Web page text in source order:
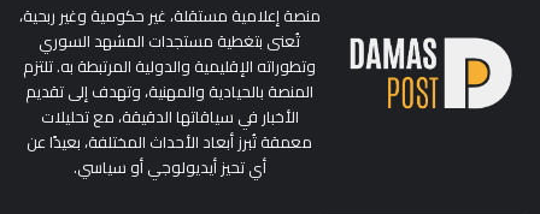
منصة إعلامية مستقلة، غير حكومية وغير ربحية،
تُعنى بتغطية مستجدات المشهد السوري
وتطوراته الإقليمية والدولية المرتبطة به. تلتزم
المنصة بالحيادية والمهنية، وتهدف إلى تقديم
الأخبار في سياقاتها الدقيقة، مع تحليلات
معمقة تُبرز أبعاد الأحداث المختلفة، بعيدًا عن
أي تحيز أيديولوجي أو سياسي.